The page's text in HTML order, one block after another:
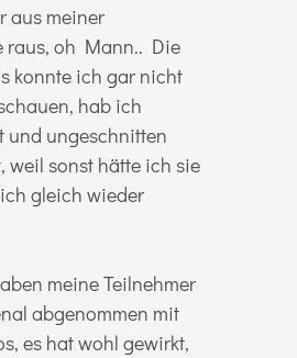
aus meiner
raus, oh Mann.. Die
konnte ich gar nicht
hab ich
und ungeschnitten
weil sonst hätte ich sie
gleich wieder
meine Teilnehmer
abgenommen mit
es hat wohl gewirkt,